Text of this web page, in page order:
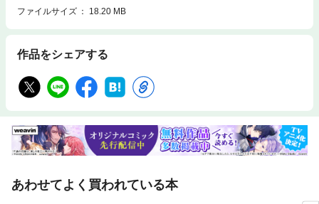
ファイルサイズ
18.20 MB
作品をシェアする
あわせてよく買われている本